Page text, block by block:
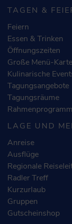
TAGEN &
Feiern
Essen & Trinken
Öffnungszeiten
Große Menü-
Kulinarische
Tagungsangebote
Tagungsräume
LAGE UND
Anreise
Ausflüge
Regionale
Radler Treff
Kurzurlaub
Gruppen
Gutscheinshop